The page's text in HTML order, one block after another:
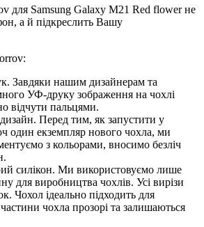
для Samsung Galaxy M21 Red flower не
а й підкреслить Вашу
Завдяки нашим дизайнерам та
УФ-друку зображення на чохлі
відчути пальцями.
Перед тим, як запустити у
один екземпляр нового чохла, ми
з кольорами, вносимо безліч
силікон. Ми використовуємо лише
для виробництва чохлів. Усі вирізи
Чохол ідеально підходить для
чохла прозорі та залишаються